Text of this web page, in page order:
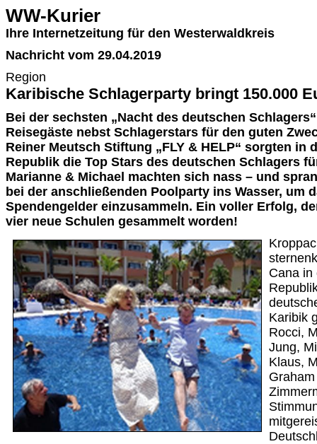
WW-Kurier
Ihre Internetzeitung für den Westerwaldkreis
Nachricht vom 29.04.2019
Region
Karibische Schlagerparty bringt 150.000
Bei der sechsten „Nacht des deutschen
Reisegäste nebst Schlagerstars für den guten
Reiner Meutsch Stiftung „FLY & HELP“ sorgten in
Republik die Top Stars des deutschen Schlagers
Marianne & Michael machten sich nass – und
bei der anschließenden Poolparty ins Wasser, um
Spendengelder einzusammeln. Ein voller Erfolg,
vier neue Schulen gesammelt worden!
Cana in
Karibik
Rocci,
Jung,
Klaus,